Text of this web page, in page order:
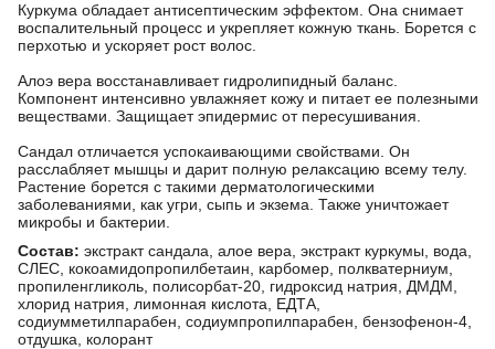
Куркума обладает антисептическим эффектом. Она снимает
воспалительный процесс и укрепляет кожную ткань. Борется с
перхотью и ускоряет рост волос.
Алоэ вера восстанавливает гидролипидный баланс.
Компонент интенсивно увлажняет кожу и питает ее полезными
веществами. Защищает эпидермис от пересушивания.
Сандал отличается успокаивающими свойствами. Он
расслабляет мышцы и дарит полную релаксацию всему телу.
Растение борется с такими дерматологическими
заболеваниями, как угри, сыпь и экзема. Также уничтожает
микробы и бактерии.
Состав:экстракт сандала, алое вера, экстракт куркумы, вода,
СЛЕС, кокоамидопропилбетаин, карбомер, полкватерниум,
пропиленгликоль, полисорбат-20, гидроксид натрия, ДМДМ,
хлорид натрия, лимонная кислота, ЕДТА,
содиумметилпарабен, содиумпропилпарабен, бензофенон-4,
отдушка, колорант